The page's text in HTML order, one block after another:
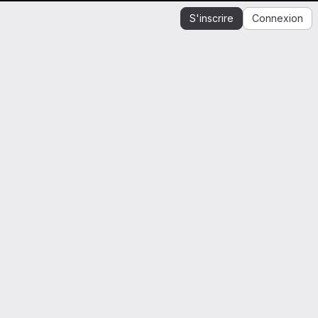
S'inscrire Connexion